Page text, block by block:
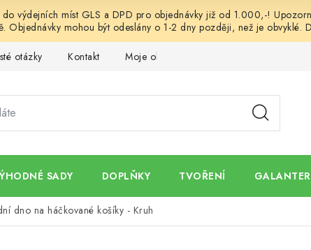
výdejních míst GLS a DPD pro objednávky již od 1.000,-!
Objednávky mohou být odeslány o 1-2 dny později, než je obvyklé.
otázky Kontakt Moje objednávka
SADY DOPLŇKY TVOŘENÍ
dno na háčkované košíky - Kruh